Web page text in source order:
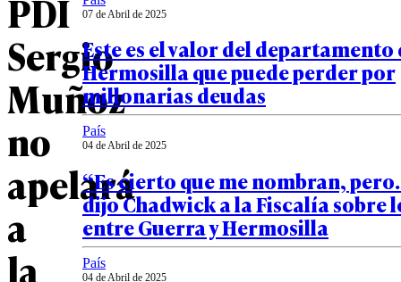
PDI
Sergio
Muñoz
no
apelará
a
la
07 de Abril de 2025
Este es el valor del departamento
Hermosilla que puede perder por
millonarias deudas
País
04 de Abril de 2025
“Es cierto que me nombran,
dijo Chadwick a la Fiscalía sobre
entre Guerra y Hermosilla
País
04 de Abril de 2025